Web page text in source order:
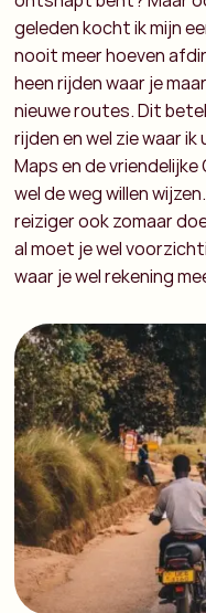
geleden kocht ik mijn
nooit meer hoeven
heen rijden waar je
nieuwe routes. Dit
rijden en wel zie waar
Maps en de
wel de weg willen
reiziger ook zomaar
al moet je wel
waar je wel rekening